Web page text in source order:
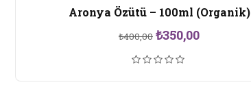
Aronya Özütü – 100ml (Organik)
₺400,00 Orijinal
fiyat:
₺400,00.
₺350,00Şu